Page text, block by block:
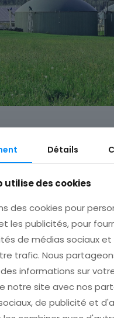
gagne du
France mais aussi à
si c’était elle, l’énergie
de demain ?
Détails
utilise des cookies
des cookies pour
les publicités, pour
de médias sociaux et
trafic. Nous
informations sur
notre site avec nos
de publicité et